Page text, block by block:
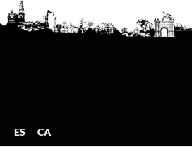
ES CA